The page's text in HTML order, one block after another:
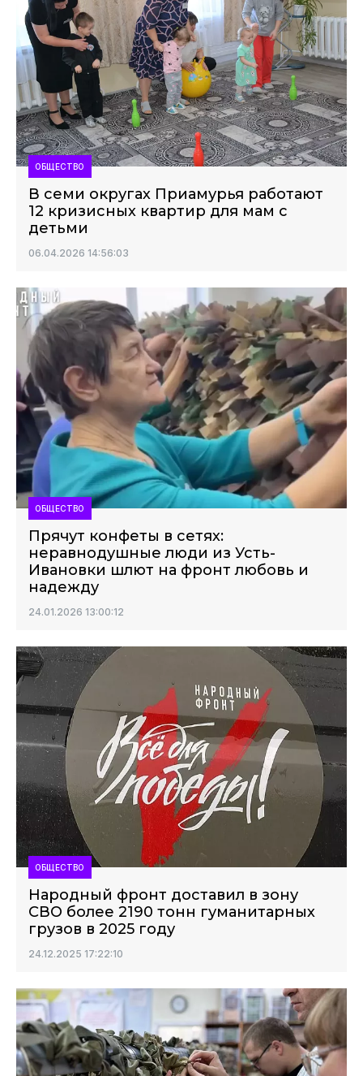
ОБЩЕСТВО
В семи округах Приамурья работают
12 кризисных квартир для мам с
детьми
06.04.2026 14:56:03
ОБЩЕСТВО
Прячут конфеты в сетях:
неравнодушные люди из Усть-
Ивановки шлют на фронт любовь и
надежду
24.01.2026 13:00:12
ОБЩЕСТВО
Народный фронт доставил в зону
СВО более 2190 тонн гуманитарных
грузов в 2025 году
24.12.2025 17:22:10